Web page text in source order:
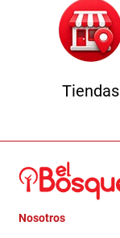
Tiendas
Nosotros